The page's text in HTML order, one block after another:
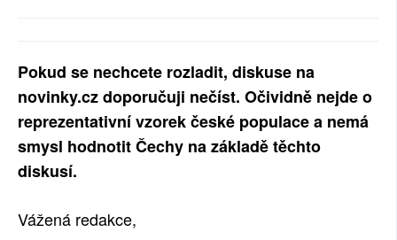
SOCIÁLNÍ SÍTĚ
RUBRIKY
PLNÁ VERZE STRÁNEK
Pokud se nechcete rozladit, diskuse na
novinky.cz doporučuji nečíst. Očividně nejde o
reprezentativní vzorek české populace a nemá
smysl hodnotit Čechy na základě těchto
diskusí.
Vážená redakce,